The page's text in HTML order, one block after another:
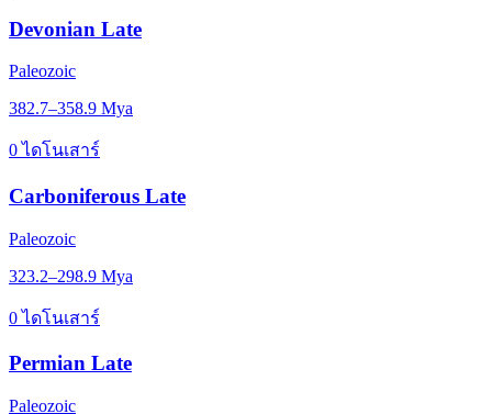
Devonian Late
Paleozoic
382.7–358.9 Mya
0 ไดโนเสาร์
Carboniferous Late
Paleozoic
323.2–298.9 Mya
0 ไดโนเสาร์
Permian Late
Paleozoic